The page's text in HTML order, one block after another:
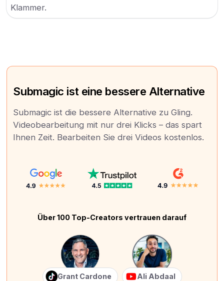
Klammer.
Submagic ist eine bessere Alternative
Submagic ist die bessere Alternative zu Gling.
Videobearbeitung mit nur drei Klicks – das spart
Ihnen Zeit. Bearbeiten Sie drei Videos kostenlos.
Über 100 Top-Creators vertrauen darauf
Grant Cardone Ali Abdaal